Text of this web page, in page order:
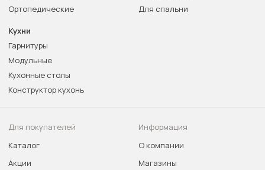
Ортопедические
Для спальни
Кухни
Гарнитуры
Модульные
Кухонные столы
Конструктор кухонь
Для покупателей
Каталог
Акции
Информация
О компании
Магазины